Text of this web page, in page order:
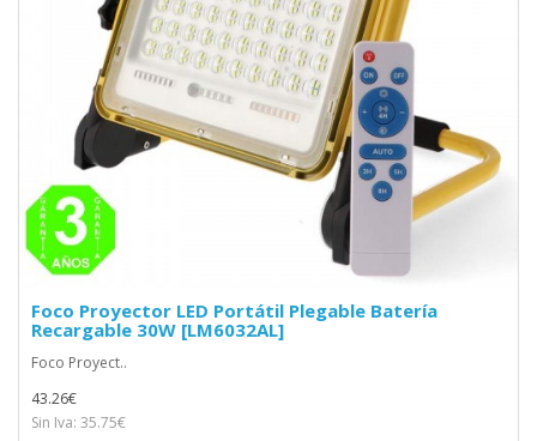
Foco Proyector LED Portátil Plegable Batería
Recargable 30W [LM6032AL]
Foco Proyect..
43.26€
Sin Iva: 35.75€